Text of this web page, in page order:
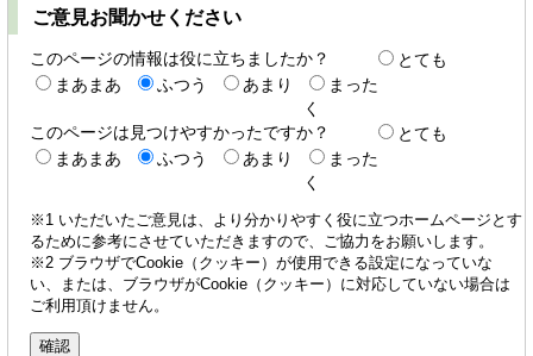
ご意見お聞かせください
このページの情報は役に立ちましたか？
とても
まあまあ
ふつう あまり
まった
く
このページは見つけやすかったですか？
とても
まあまあ
ふつう あまり
まった
く
※1 いただいたご意見は、より分かりやすく役に立つホームページとす
るために参考にさせていただきますので、ご協力をお願いします。
※2 ブラウザでCookie（クッキー）が使用できる設定になっていな
い、または、ブラウザがCookie（クッキー）に対応していない場合は
ご利用頂けません。